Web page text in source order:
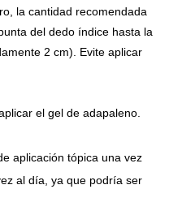
la cantidad recomendada
del dedo índice hasta la
2 cm). Evite aplicar
el gel de adapaleno.
aplicación tópica una vez
al día, ya que podría ser